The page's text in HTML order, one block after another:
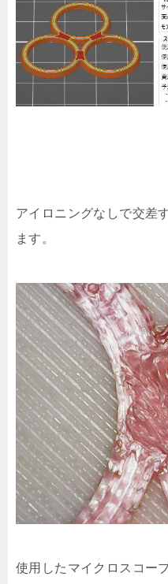
アイロニングなしで交差
ます。
使用したマイクロスコー